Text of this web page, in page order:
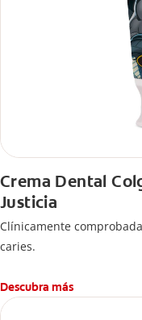
Crema Dental
Justicia
Clínicamente
caries.
Descubra más